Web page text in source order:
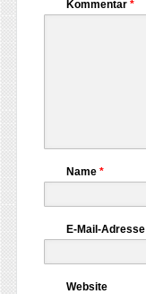
Kommentar *
Name *
E-Mail-Adresse
Website